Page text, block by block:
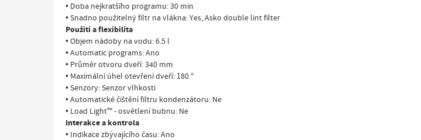
• Doba nejkratšího programu: 30 min
• Snadno použitelný filtr na vlákna: Yes, Asko double lint filter
Použití a flexibilita
• Objem nádoby na vodu: 6.5 l
• Automatic programs: Ano
• Průměr otvoru dveří: 340 mm
• Maximální úhel otevření dveří: 180 °
• Senzory: Senzor vlhkosti
• Automatické čištění filtru kondenzátoru: Ne
• Load Light™ - osvětlení bubnu: Ne
Interakce a kontrola
• Indikace zbývajícího času: Ano